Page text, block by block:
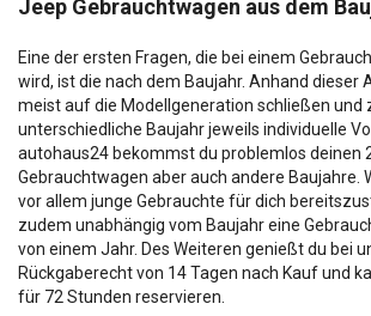
Jeep Gebrauchtwagen aus dem
Eine der ersten Fragen, die bei einem
wird, ist die nach dem Baujahr. Anhand dieser
meist auf die Modellgeneration schließen und
unterschiedliche Baujahr jeweils individuelle
autohaus24 bekommst du problemlos deinen
Gebrauchtwagen aber auch andere Baujahre.
vor allem junge Gebrauchte für dich
zudem unabhängig vom Baujahr eine
von einem Jahr. Des Weiteren genießt du bei
Rückgaberecht von 14 Tagen nach Kauf und
für 72 Stunden reservieren.